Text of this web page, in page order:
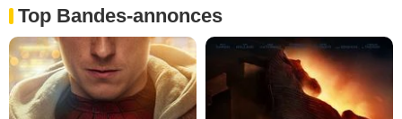
Top Bandes-annonces